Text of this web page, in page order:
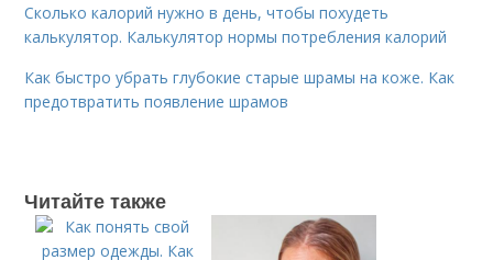
Сколько калорий нужно в день, чтобы похудеть
калькулятор. Калькулятор нормы потребления калорий
Как быстро убрать глубокие старые шрамы на коже. Как
предотвратить появление шрамов
Читайте также